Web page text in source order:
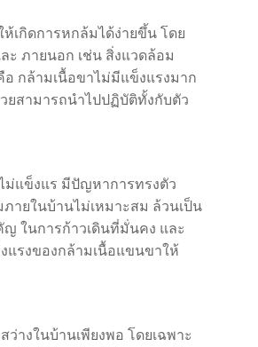
เกิดการหกล้มได้ง่ายขึ้น โดย
ะ ภายนอก เช่น สิ่งแวดล้อม
กล้ามเนื้อขาไม่มีแข็งแรงมาก
ยสามารถนำไปปฏิบัติทั้งกับตัว
แข็งแร มีปัญหาการทรงตัว
ายในบ้านไม่เหมาะสม ล้วนเป็น
ญ ในการก้าวเดินที่มั่นคง และ
แรงของกล้ามเนื้อแขนขาให้
งในบ้านเพียงพอ โดยเฉพาะ